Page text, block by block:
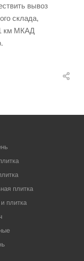
вывоз
склада,
км МКАД
плитка
плитка